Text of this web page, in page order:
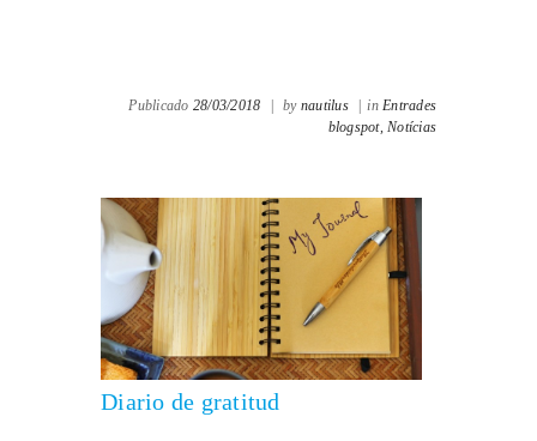
Publicado 28/03/2018 by nautilus in Entrades
blogspot, Notícias
Diario de gratitud